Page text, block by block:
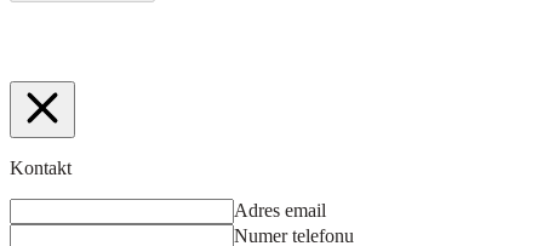
Kontakt
Adres email
Numer telefonu